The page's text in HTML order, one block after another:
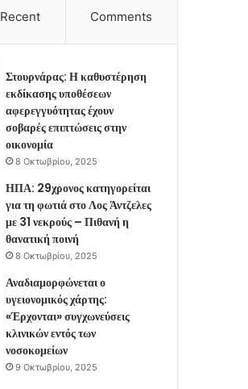
Recent Comments
Στουρνάρας: Η καθυστέρηση
εκδίκασης υποθέσεων
αφερεγγυότητας έχουν
σοβαρές επιπτώσεις στην
οικονομία
8 Οκτωβρίου, 2025
ΗΠΑ: 29χρονος κατηγορείται
για τη φωτιά στο Λος Άντζελες
με 31 νεκρούς – Πιθανή η
θανατική ποινή
8 Οκτωβρίου, 2025
Αναδιαμορφώνεται ο
υγειονομικός χάρτης:
«Έρχονται» συγχωνεύσεις
κλινικών εντός των
νοσοκομείων
9 Οκτωβρίου, 2025